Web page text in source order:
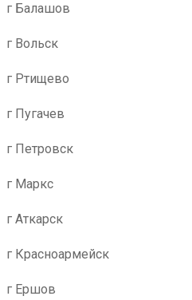
г Балашов
г Вольск
г Ртищево
г Пугачев
г Петровск
г Маркс
г Аткарск
г Красноармейск
г Ершов